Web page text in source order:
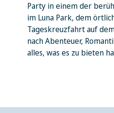
Party in einem der
im Luna Park, dem
Tageskreuzfahrt auf
nach Abenteuer,
alles, was es zu bieten